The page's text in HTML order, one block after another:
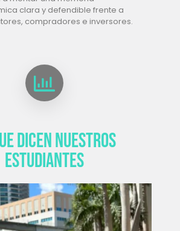
clara y defendible frente a
compradores e inversores.
dicen nuestros
estudiantes